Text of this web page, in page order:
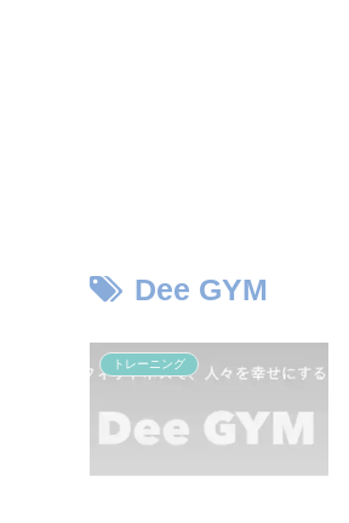
Dee GYM
トレーニング